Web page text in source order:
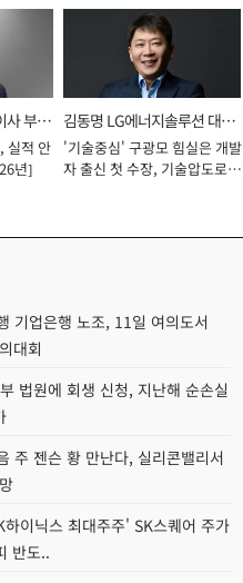
사 부회
실적 안
년]
김동명 LG에너지솔루션 대표
이사 사장
'기술중심' 구광모 힘실은 개발
자 출신 첫 수장, 기술압도로
기업은행 노조, 11일 여의도서
대회
법원에 회생 신청, 지난해 순손실
주 젠슨 황 만난다, 실리콘밸리서
이닉스 최대주주' SK스퀘어 주가
반도..